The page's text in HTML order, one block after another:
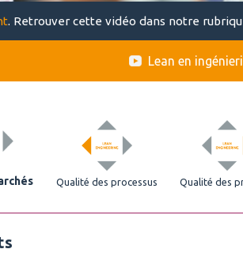
. Retrouver cette vidéo dans notre
Lean en
Qualité des processus Qualité des